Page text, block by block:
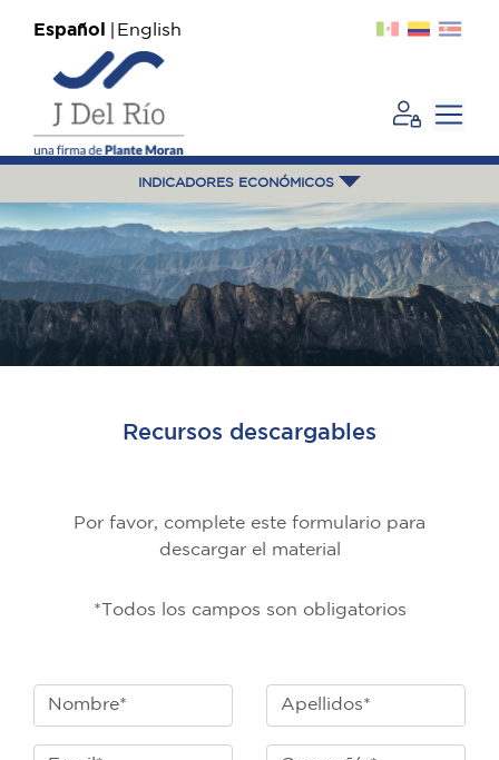
Español English
INDICADORES ECONÓMICOS
Recursos descargables
Por favor, complete este formulario para
descargar el material
*Todos los campos son obligatorios